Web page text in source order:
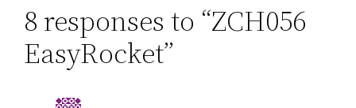
8 responses to “ZCH056
EasyRocket”